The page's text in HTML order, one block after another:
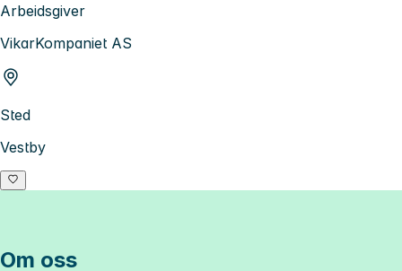
Arbeidsgiver
VikarKompaniet AS
Sted
Vestby
Om oss